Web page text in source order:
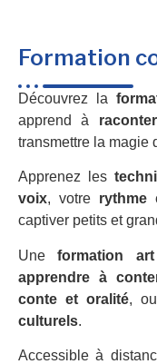
Formation
Découvrez la
apprend à
transmettre la magie
Apprenez les
voix, votre rythme
captiver petits et
Uneformation
apprendre à
conte et oralité,
culturels.
Accessible à